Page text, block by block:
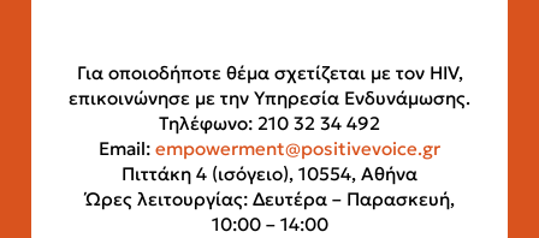
Για οποιοδήποτε θέμα σχετίζεται με τον HIV,
επικοινώνησε με την Υπηρεσία Ενδυνάμωσης.
Τηλέφωνο: 210 32 34 492
Email: empowerment@positivevoice.gr
Πιττάκη 4 (ισόγειο), 10554, Αθήνα
Ώρες λειτουργίας: Δευτέρα – Παρασκευή,
10:00 – 14:00